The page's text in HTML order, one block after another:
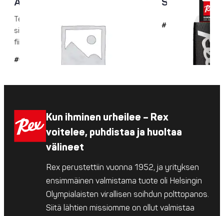
Terävät akryylisiklit kuumavoiteiden
siklaamiseen. Useita kuva-aiheita Rex-
fiiliksellä.
#6042
#743-1
Kun ihminen urheilee – Rex
voitelee, puhdistaa ja huoltaa
välineet
Rex perustettiin vuonna 1952, ja yrityksen
ensimmäinen valmistama tuote oli Helsingin
Olympialaisten virallisen soihdun polttopanos.
Siitä lähtien missiomme on ollut valmistaa